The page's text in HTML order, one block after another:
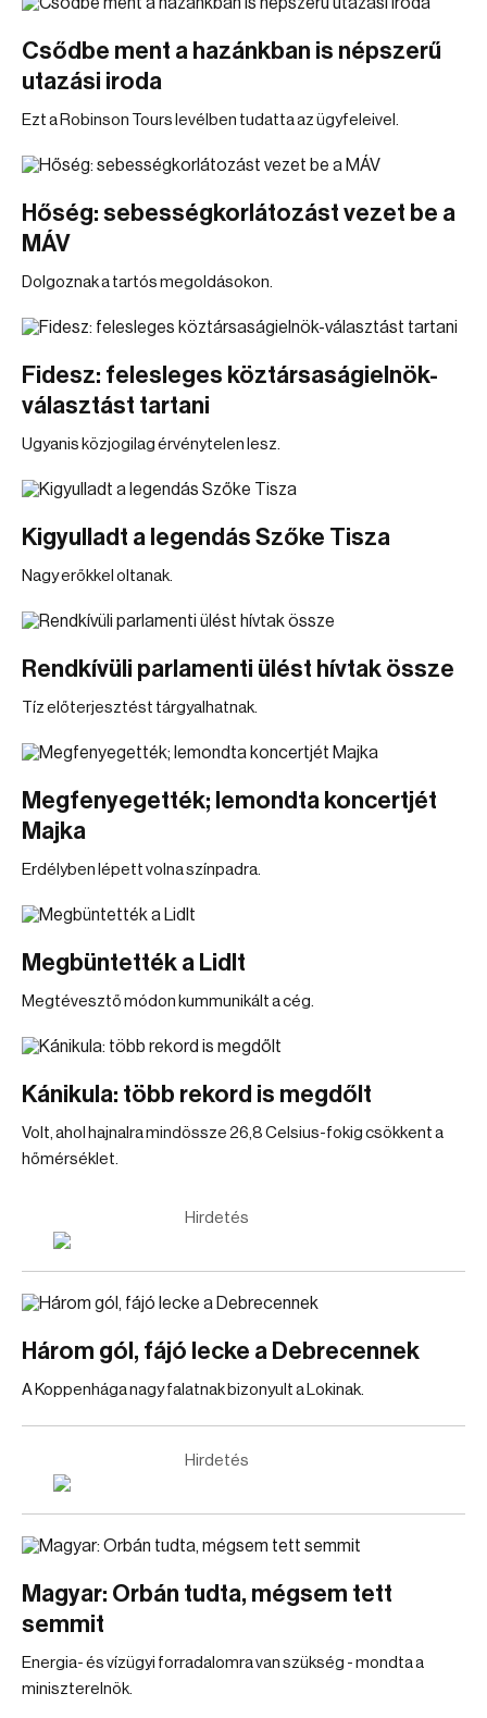
Csődbe ment a hazánkban is népszerű
utazási iroda
Ezt a Robinson Tours levélben tudatta az ügyfeleivel.
Hőség: sebességkorlátozást vezet be a
MÁV
Dolgoznak a tartós megoldásokon.
Fidesz: felesleges köztársaságielnök-
választást tartani
Ugyanis közjogilag érvénytelen lesz.
Kigyulladt a legendás Szőke Tisza
Nagy erőkkel oltanak.
Rendkívüli parlamenti ülést hívtak össze
Tíz előterjesztést tárgyalhatnak.
Megfenyegették; lemondta koncertjét
Majka
Erdélyben lépett volna színpadra.
Megbüntették a Lidlt
Megtévesztő módon kummunikált a cég.
Kánikula: több rekord is megdőlt
Volt, ahol hajnalra mindössze 26,8 Celsius-fokig csökkent a
hőmérséklet.
Hirdetés
Három gól, fájó lecke a Debrecennek
A Koppenhága nagy falatnak bizonyult a Lokinak.
Hirdetés
Magyar: Orbán tudta, mégsem tett
semmit
Energia- és vízügyi forradalomra van szükség - mondta a
miniszterelnök.